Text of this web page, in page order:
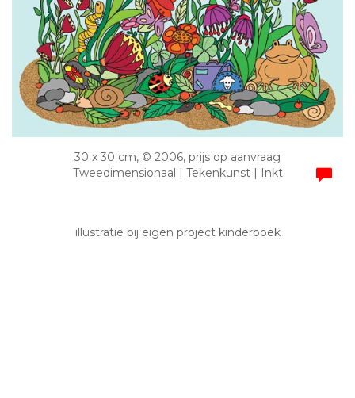
30 x 30 cm, © 2006, prijs op aanvraag
Tweedimensionaal | Tekenkunst | Inkt
illustratie bij eigen project kinderboek